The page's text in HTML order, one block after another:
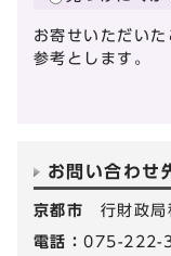
お寄せいただい
参考とします。
お問い合わせ
京都市 行財政局
電話：075-222-